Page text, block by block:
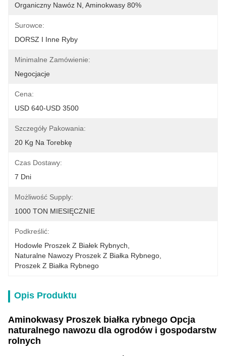
Organiczny Nawóz N, Aminokwasy 80%
Surowce:
DORSZ I Inne Ryby
Minimalne Zamówienie:
Negocjacje
Cena:
USD 640-USD 3500
Szczegóły Pakowania:
20 Kg Na Torebkę
Czas Dostawy:
7 Dni
Możliwość Supply:
1000 TON MIESIĘCZNIE
Podkreślić:
Hodowle Proszek Z Białek Rybnych
Naturalne Nawozy Proszek Z Białka Rybnego
Proszek Z Białka Rybnego
Opis Produktu
Aminokwasy Proszek białka rybnego Opcja
naturalnego nawozu dla ogrodów i gospodarstw
rolnych